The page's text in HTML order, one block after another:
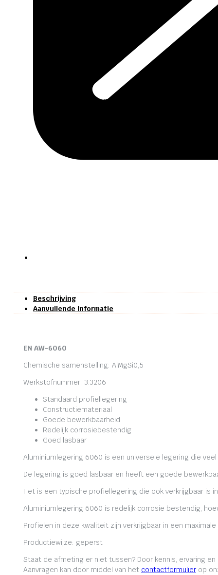
Beschrijving
Aanvullende Informatie
EN AW-6060
Chemische samenstelling: AlMgSi0,5
Werkstofnummer: 3.3206
Standaard profiellegering
Constructiemateriaal
Goede bewerkbaarheid
Redelijk corrosiebestendig
Goed lasbaar
Aluminiumlegering 6060 is een universele legering die
De legering is goed lasbaar en heeft een goede
Het is een typische profiellegering die ook verkrijgbaar is
Aluminiumlegering 6060 is redelijk corrosie bestendig,
Profielen in deze kwaliteit zijn verkrijgbaar in een
Productiewijze: geperst
Staat de afmeting er niet tussen? Door kennis, ervaring
Aanvragen kan door middel van het contactformulier op